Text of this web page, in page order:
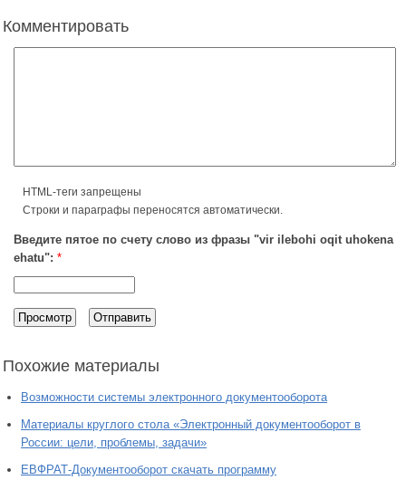
Комментировать
HTML-теги запрещены
Строки и параграфы переносятся автоматически.
Введите пятое по счету слово из фразы "vir ilebohi oqit uhokena
ehatu": *
Похожие материалы
Возможности системы электронного документооборота
Материалы круглого стола «Электронный документооборот в
России: цели, проблемы, задачи»
ЕВФРАТ-Документооборот скачать программу